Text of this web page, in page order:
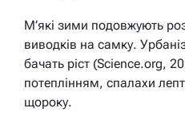
М’які зими подовжують
виводків на самку.
бачать ріст (Science.org,
потеплінням, спалахи
щороку.